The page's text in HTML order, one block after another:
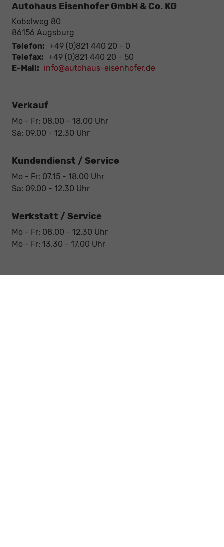
Autohaus Eisenhofer GmbH & Co. KG
Kobelweg 80
86156 Augsburg
Telefon: +49 (0)821 440 20 - 0
Telefax: +49 (0)821 440 20 - 50
E-Mail: info@autohaus-eisenhofer.de
Verkauf
Mo - Fr: 08.00 - 18.00 Uhr
Sa: 09.00 - 12.30 Uhr
Kundendienst / Service
Mo - Fr: 07.15 - 18.00 Uhr
Sa: 09.00 - 12.30 Uhr
Werkstatt / Service
Mo - Fr: 08.00 - 12.30 Uhr
Mo - Fr: 13.30 - 17.00 Uhr